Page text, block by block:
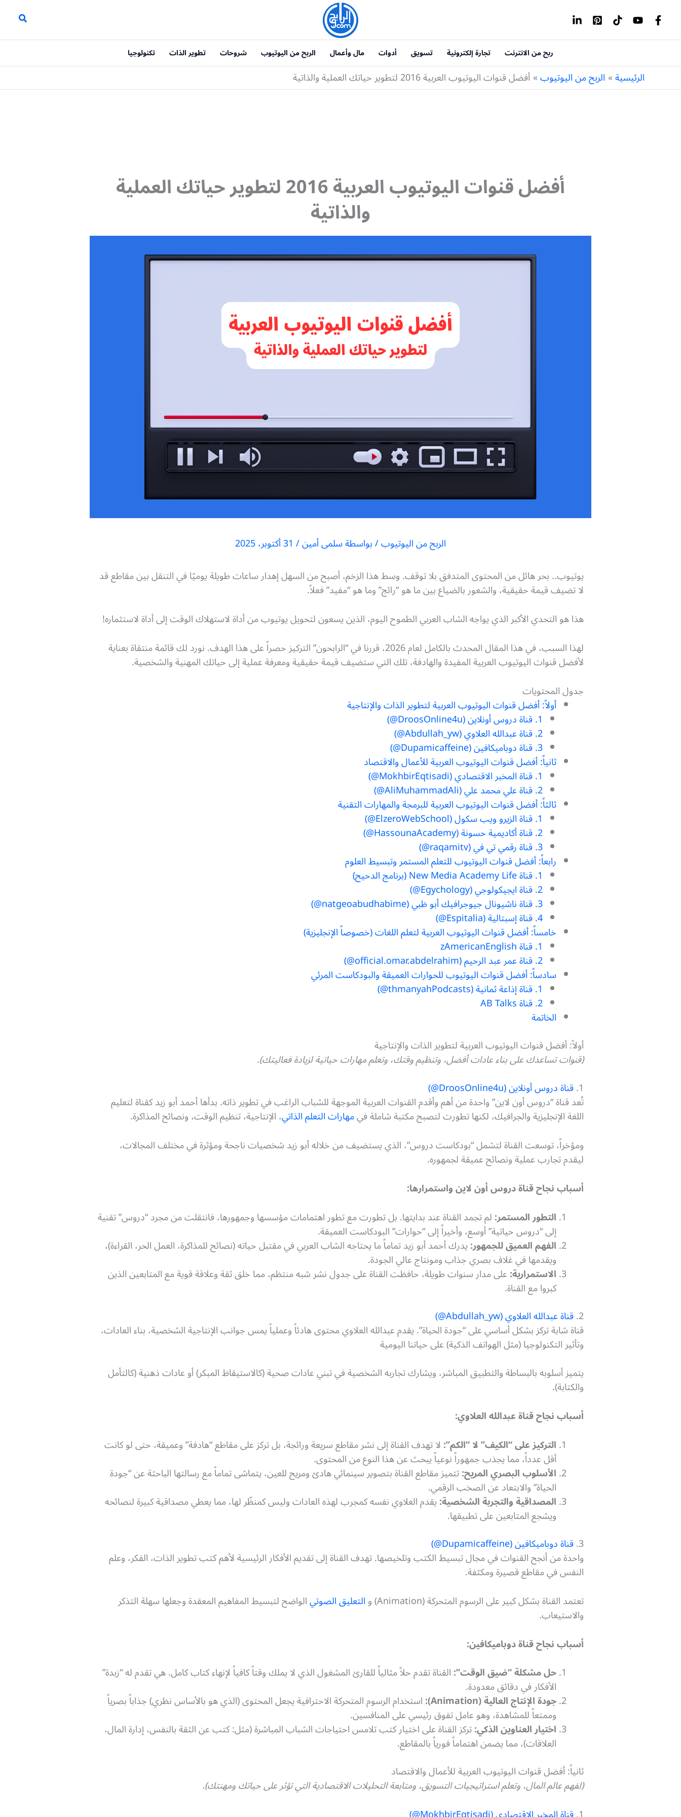
المحتوى
ربح من الانترنت تجارة إلكترونية تسويق أدوات مال وأعمال الربح من اليوتيوب شروحات تطوير الذات تكنولوجيا
الرئيسية الربح من اليوتيوب أفضل قنوات اليوتيوب العربية 2016 لتطوير حياتك العملية والذاتية
أفضل قنوات اليوتيوب العربية 2016 لتطوير حياتك العملية
والذاتية
الربح من اليوتيوب/ بواسطةسلمى أمين/ 31 أكتوبر، 2025
يوتيوب.. بحر هائل من المحتوى المتدفق بلا توقف. وسط هذا الزخم، أصبح من السهل إهدار ساعات طويلة يوميًا في التنقل بين مقاطع قد
لا تضيف قيمة حقيقية، والشعور بالضياع بين ما هو “رائج” وما هو “مفيد” فعلاً.
هذا هو التحدي الأكبر الذي يواجه الشاب العربي الطموح اليوم، الذين يسعون لتحويل يوتيوب من أداة لاستهلاك الوقت إلى أداة لاستثماره!
لهذا السبب، في هذا المقال المحدث بالكامل لعام 2026، قررنا في “الرابحون” التركيز حصراً على هذا الهدف. نورد لك قائمة منتقاة بعناية
لأفضل قنوات اليوتيوب العربية المفيدة والهادفة، تلك التي ستضيف قيمة حقيقية ومعرفة عملية إلى حياتك المهنية والشخصية.
جدول المحتويات
أولاً: أفضل قنوات اليوتيوب العربية لتطوير الذات والإنتاجية
1. قناة دروس أونلاين (DroosOnline4u@)
2. قناة عبدالله العلاوي (Abdullah_yw@)
3. قناة دوباميكافين (Dupamicaffeine@)
ثانياً: أفضل قنوات اليوتيوب العربية للأعمال والاقتصاد
1. قناة المخبر الاقتصادي (MokhbirEqtisadi@)
2. قناة علي محمد علي (AliMuhammadAli@)
ثالثاً: أفضل قنوات اليوتيوب العربية للبرمجة والمهارات التقنية
1. قناة الزيرو ويب سكول (ElzeroWebSchool@)
2. قناة أكاديمية حسونة (HassounaAcademy@)
3. قناة رقمي تي في (raqamitv@)
رابعاً: أفضل قنوات اليوتيوب للتعلم المستمر وتبسيط العلوم
1. قناة New Media Academy Life (برنامج الدحيح)
2. قناة ايجيكولوجي (Egychology@)
3. قناة ناشيونال جيوجرافيك أبو ظبي (natgeoabudhabime@)
4. قناة إسبتالية (Espitalia@)
خامساً: أفضل قنوات اليوتيوب العربية لتعلم اللغات (خصوصاً الإنجليزية)
1. قناة zAmericanEnglish
2. قناة عمر عبد الرحيم (official.omar.abdelrahim@)
سادساً: أفضل قنوات اليوتيوب للحوارات العميقة والبودكاست المرئي
1. قناة إذاعة ثمانية (thmanyahPodcasts@)
2. قناة AB Talks
الخاتمة
أولاً: أفضل قنوات اليوتيوب العربية لتطوير الذات والإنتاجية
(قنوات تساعدك على بناء عادات أفضل، وتنظيم وقتك، وتعلم مهارات حياتية لزيادة فعاليتك).
1. قناة دروس أونلاين (DroosOnline4u@)
تُعد قناة “دروس أون لاين” واحدة من أهم وأقدم القنوات العربية الموجهة للشباب الراغب في تطوير ذاته. بدأها أحمد أبو زيد كقناة لتعليم
اللغة الإنجليزية والجرافيك، لكنها تطورت لتصبح مكتبة شاملة فيمهارات التعلم الذاتي، الإنتاجية، تنظيم الوقت، ونصائح المذاكرة.
ومؤخراً، توسعت القناة لتشمل “بودكاست دروس”، الذي يستضيف من خلاله أبو زيد شخصيات ناجحة ومؤثرة في مختلف المجالات،
ليقدم تجارب عملية ونصائح عميقة لجمهوره.
أسباب نجاح قناة دروس أون لاين واستمرارها:
التطور المستمر:لم تجمد القناة عند بدايتها. بل تطورت مع تطور اهتمامات مؤسسها وجمهورها، فانتقلت من مجرد “دروس” تقنية
إلى “دروس حياتية” أوسع، وأخيراً إلى “حوارات” البودكاست العميقة.
الفهم العميق للجمهور:يدرك أحمد أبو زيد تماماً ما يحتاجه الشاب العربي في مقتبل حياته (نصائح للمذاكرة، العمل الحر، القراءة)،
ويقدمها في غلاف بصري جذاب ومونتاج عالي الجودة.
الاستمرارية:على مدار سنوات طويلة، حافظت القناة على جدول نشر شبه منتظم، مما خلق ثقة وعلاقة قوية مع المتابعين الذين
كبروا مع القناة.
2. قناة عبدالله العلاوي (Abdullah_yw@)
قناة شابة تركز بشكل أساسي على “جودة الحياة”. يقدم عبدالله العلاوي محتوى هادئاً وعملياً يمس جوانب الإنتاجية الشخصية، بناء العادات،
وتأثير التكنولوجيا (مثل الهواتف الذكية) على حياتنا اليومية
يتميز أسلوبه بالبساطة والتطبيق المباشر، ويشارك تجاربه الشخصية في تبني عادات صحية (كالاستيقاظ المبكر) أو عادات ذهنية (كالتأمل
والكتابة).
أسباب نجاح قناة عبدالله العلاوي:
التركيز على “الكيف” لا “الكم”:لا تهدف القناة إلى نشر مقاطع سريعة ورائجة، بل تركز على مقاطع “هادفة” وعميقة، حتى لو كانت
أقل عدداً، مما يجذب جمهوراً نوعياً يبحث عن هذا النوع من المحتوى.
الأسلوب البصري المريح:تتميز مقاطع القناة بتصوير سينمائي هادئ ومريح للعين، يتماشى تماماً مع رسالتها الباحثة عن “جودة
الحياة” والابتعاد عن الصخب الرقمي.
المصداقية والتجربة الشخصية:يقدم العلاوي نفسه كمجرب لهذه العادات وليس كمنظّر لها، مما يعطي مصداقية كبيرة لنصائحه
ويشجع المتابعين على تطبيقها.
3. قناة دوباميكافين (Dupamicaffeine@)
واحدة من أنجح القنوات في مجال تبسيط الكتب وتلخيصها. تهدف القناة إلى تقديم الأفكار الرئيسية لأهم كتب تطوير الذات، الفكر، وعلم
النفس في مقاطع قصيرة ومكثفة.
تعتمد القناة بشكل كبير على الرسوم المتحركة (Animation) و
التعليق الصوتيالواضح لتبسيط المفاهيم المعقدة وجعلها سهلة التذكر
والاستيعاب.
أسباب نجاح قناة دوباميكافين:
حل مشكلة “ضيق الوقت”:القناة تقدم حلاً مثالياً للقارئ المشغول الذي لا يملك وقتاً كافياً لإنهاء كتاب كامل. هي تقدم له “زبدة”
الأفكار في دقائق معدودة.
جودة الإنتاج العالية (Animation): استخدام الرسوم المتحركة الاحترافية يجعل المحتوى (الذي هو بالأساس نظري) جذاباً بصرياً
وممتعاً للمشاهدة، وهو عامل تفوق رئيسي على المنافسين.
اختيار العناوين الذكي:تركز القناة على اختيار كتب تلامس احتياجات الشباب المباشرة (مثل: كتب عن الثقة بالنفس، إدارة المال،
العلاقات)، مما يضمن اهتماماً فورياً بالمقاطع.
ثانياً: أفضل قنوات اليوتيوب العربية للأعمال والاقتصاد
(لفهم عالم المال، وتعلم استراتيجيات التسويق، ومتابعة التحليلات الاقتصادية التي تؤثر على حياتك ومهنتك).